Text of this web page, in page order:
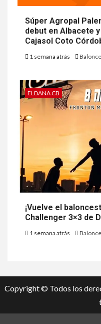
Súper Agropal
debut en Albacete
Cajasol Coto
1 semana atrás
ELDANA CB
¡Vuelve el
Challenger 3×3 de
1 semana atrás
Copyright © Todos los